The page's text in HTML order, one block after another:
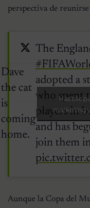
perspectiva de reunirse
Dave
the cat
is
coming
home.
The
adopted a
who spent
players in
and has
join them
Haz clic
marketing
Aunque la Copa del